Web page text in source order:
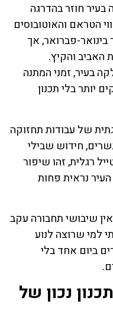
חוזר בהדרגה
הטראם והאוטובוסים
בינואר-פברואר, אך
האביב והקיץ.
בעיר, זמני המתנה
יותר בלי תכנון
של עבודות תחזוקה
חידוש שבילי
רגלית, זהו שיפור
העיר נראית פחות
שיבושי תחבורה עקב
למי שרוצה לנוע
ביום אחד בלי
נכון של